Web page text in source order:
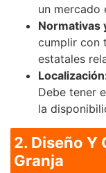
un mercado
Normativas
cumplir con
estatales
Debe tener
la
2. Diseño Y
Granja